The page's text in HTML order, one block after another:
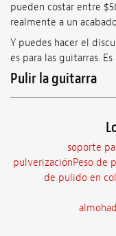
pueden costar entre
realmente a un
Y puedes hacer el
es para las guitarras.
Pulir la guitarra
soporte
pulverizaciónPeso de
de pulido en